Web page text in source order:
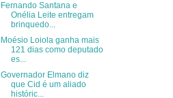
Fernando Santana e
Onélia Leite entregam
brinquedo...
Moésio Loiola ganha mais
121 dias como deputado
es...
Governador Elmano diz
que Cid é um aliado
históric...